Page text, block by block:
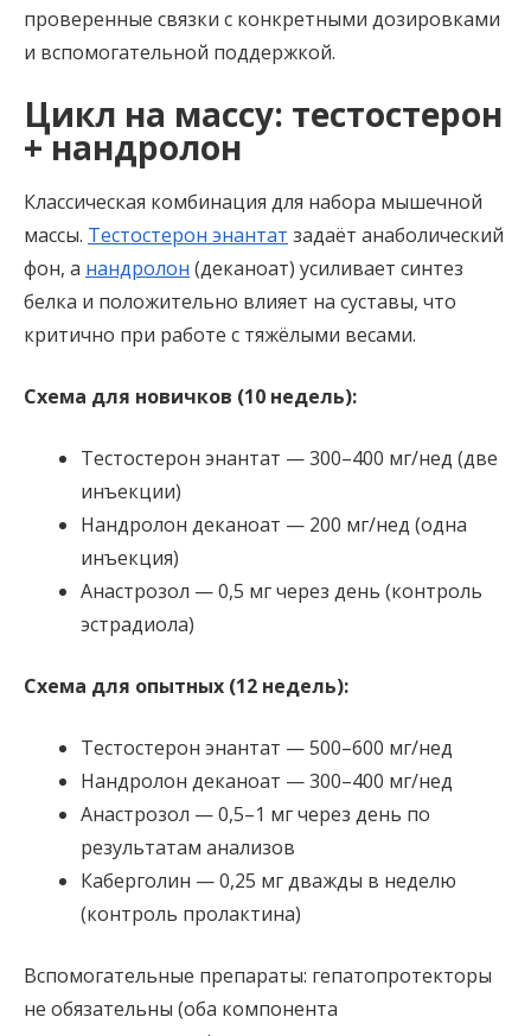
проверенные связки с конкретными дозировками
и вспомогательной поддержкой.
Цикл на массу: тестостерон
+ нандролон
Классическая комбинация для набора мышечной
массы. Тестостерон энантат задаёт анаболический
фон, а нандролон (деканоат) усиливает синтез
белка и положительно влияет на суставы, что
критично при работе с тяжёлыми весами.
Схема для новичков (10 недель):
Тестостерон энантат — 300–400 мг/нед (две
инъекции)
Нандролон деканоат — 200 мг/нед (одна
инъекция)
Анастрозол — 0,5 мг через день (контроль
эстрадиола)
Схема для опытных (12 недель):
Тестостерон энантат — 500–600 мг/нед
Нандролон деканоат — 300–400 мг/нед
Анастрозол — 0,5–1 мг через день по
результатам анализов
Каберголин — 0,25 мг дважды в неделю
(контроль пролактина)
Вспомогательные препараты: гепатопротекторы
не обязательны (оба компонента